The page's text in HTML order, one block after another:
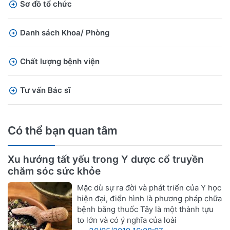
Sơ đồ tổ chức
Danh sách Khoa/ Phòng
Chất lượng bệnh viện
Tư vấn Bác sĩ
Có thể bạn quan tâm
Xu hướng tất yếu trong Y dược cổ truyền
chăm sóc sức khỏe
Mặc dù sự ra đời và phát triển của Y học
hiện đại, điển hình là phương pháp chữa
bệnh bằng thuốc Tây là một thành tựu
to lớn và có ý nghĩa của loài